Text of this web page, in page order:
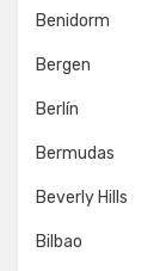
Benidorm
Bergen
Berlín
Bermudas
Beverly Hills
Bilbao